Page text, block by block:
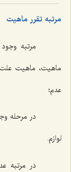
مرتبه تقرر ماهیت
مرتبه
ماهیت، ماهیت
عدم؛
در مرحله
لوازم.
در مرتبه